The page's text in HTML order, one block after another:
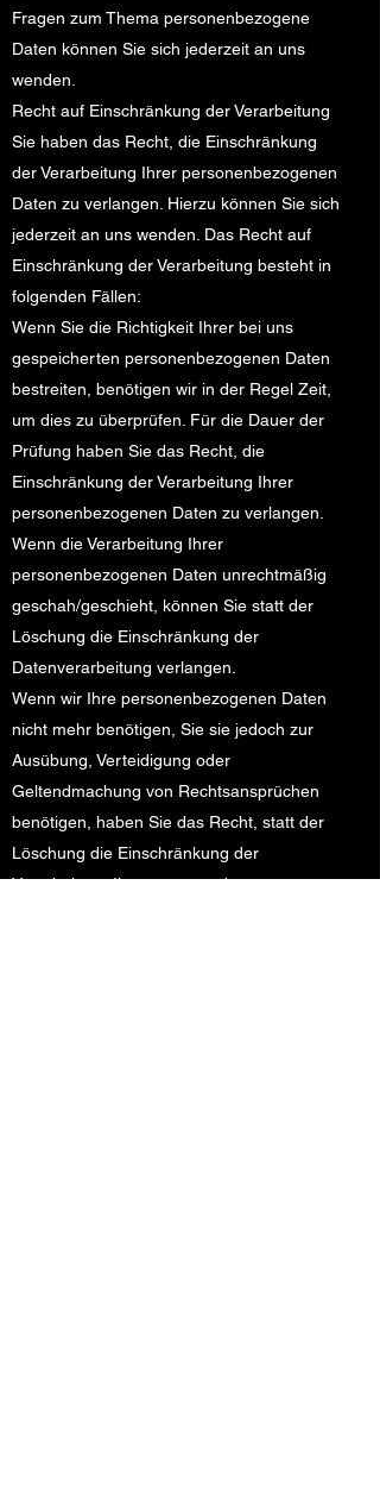
Fragen zum Thema personenbezogene
Daten können Sie sich jederzeit an uns
wenden.
Recht auf Einschränkung der Verarbeitung
Sie haben das Recht, die Einschränkung
der Verarbeitung Ihrer personenbezogenen
Daten zu verlangen. Hierzu können Sie sich
jederzeit an uns wenden. Das Recht auf
Einschränkung der Verarbeitung besteht in
folgenden Fällen:
Wenn Sie die Richtigkeit Ihrer bei uns
gespeicherten personenbezogenen Daten
bestreiten, benötigen wir in der Regel Zeit,
um dies zu überprüfen. Für die Dauer der
Prüfung haben Sie das Recht, die
Einschränkung der Verarbeitung Ihrer
personenbezogenen Daten zu verlangen.
Wenn die Verarbeitung Ihrer
personenbezogenen Daten unrechtmäßig
geschah/geschieht, können Sie statt der
Löschung die Einschränkung der
Datenverarbeitung verlangen.
Wenn wir Ihre personenbezogenen Daten
nicht mehr benötigen, Sie sie jedoch zur
Ausübung, Verteidigung oder
Geltendmachung von Rechtsansprüchen
benötigen, haben Sie das Recht, statt der
Löschung die Einschränkung der
Verarbeitung Ihrer personenbezogenen